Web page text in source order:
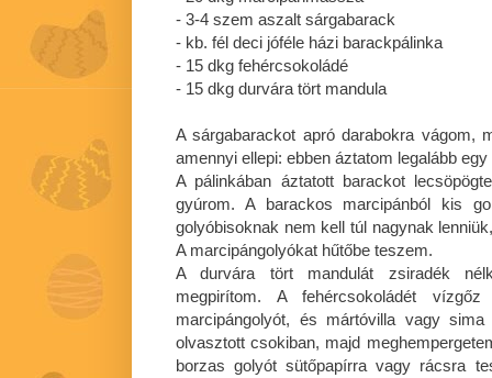
- 3-4 szem aszalt sárgabarack
- kb. fél deci jóféle házi barackpálinka
- 15 dkg fehércsokoládé
- 15 dkg durvára tört mandula
A sárgabarackot apró darabokra vágom,
amennyi ellepi: ebben áztatom legalább egy
A pálinkában áztatott barackot
gyúrom. A barackos marcipánból kis
golyóbisoknak nem kell túl nagynak
A marcipángolyókat hűtőbe teszem.
A durvára tört mandulát zsiradék
megpirítom. A fehércsokoládét
marcipángolyót, és mártóvilla vagy
olvasztott csokiban, majd
borzas golyót sütőpapírra vagy rácsra